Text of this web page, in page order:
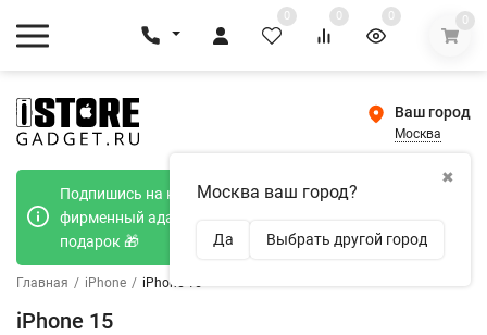
0 0 0 0
Ваш город
Москва
✖
Москва ваш город?
Да Выбрать другой город
Подпишись на наш телеграмм канал и получи
фирменный адаптер Type-C 20W при покупке в
подарок 🎁
Главная / iPhone / iPhone 15
iPhone 15